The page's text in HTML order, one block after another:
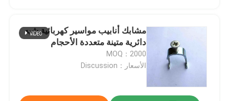
مشابك أنابيب مواسير كهربائية شبه
دائرية متينة متعددة الأحجام
MOQ：2000
الأسعار：Discussion